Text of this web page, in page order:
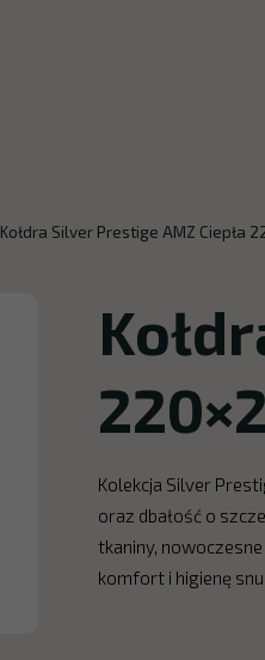
Kołdra Silver Prestige AMZ Ciepła
Kolekcja Silver
oraz dbałość o
tkaniny,
komfort i higienę snu.